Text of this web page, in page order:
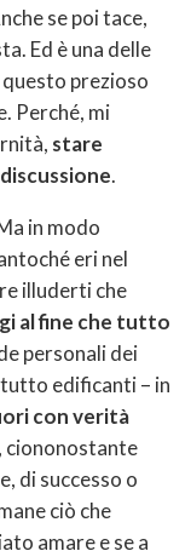
se poi tace,
Ed è una delle
prezioso
Perché, mi
stare
.
in modo
eri nel
illuderti che
al fine che tutto
personali dei
edificanti – in
con verità
ciononostante
di successo o
ciò che
amare e se a